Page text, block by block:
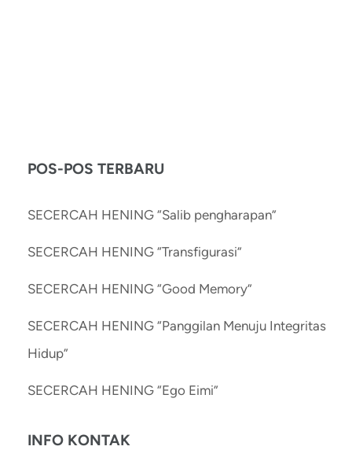
POS-POS TERBARU
SECERCAH HENING “Salib pengharapan”
SECERCAH HENING “Transfigurasi”
SECERCAH HENING “Good Memory”
SECERCAH HENING “Panggilan Menuju Integritas
Hidup”
SECERCAH HENING “Ego Eimi”
INFO KONTAK